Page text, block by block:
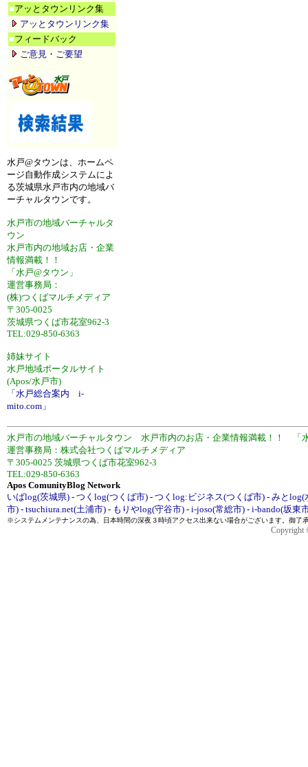
■アッとタウンリンク集
アッとタウンリンク集
■フィードバック
ご意見・ご要望
水戸@タウンは、ホームペ
ージ自動作成システムによ
る茨城県水戸市内の地域バ
ーチャルタウンです。
水戸市の地域バーチャルタ
ウン
水戸市内の地域お店・企業
情報満載！！
「水戸@タウン」
運営事務局：
(株)つくばマルチメディア
〒305-0025
茨城県つくば市花室962-3
TEL:029-850-6363
姉妹サイト
水戸地域ポータルサイト
(Apos/水戸市)
「水戸総合案内 i-
mito.com」
水戸市の地域バーチャルタウン 水戸市内のお店・企業情報満載！！ 「
運営事務局：株式会社つくばマルチメディア
〒305-0025 茨城県つくば市花室962-3
TEL:029-850-6363
Apos ComunityBlog Network
いばlog(茨城県) - つくlog(つくば市) - つくlog:ビジネス(つくば市) - みとlog(
市) - tsuchiura.net(土浦市) - もりやlog(守谷市) - i-joso(常総市) - i-bando(坂東
※システムメンテナンスの為、日本時間の深夜３時頃アクセス出来ない場合がございます。御了
Copyright